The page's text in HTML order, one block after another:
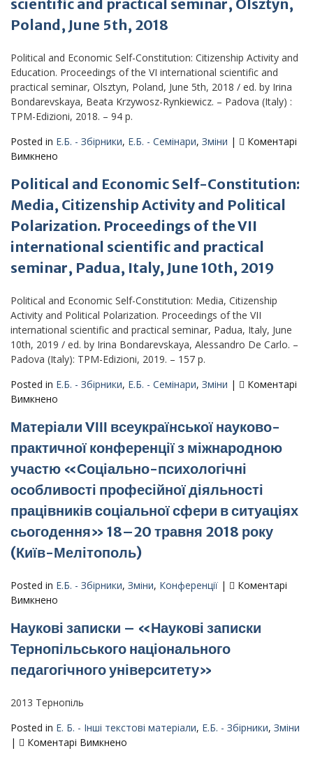
пам’яті:
простір
понять»
(26.06.2018
р.)
scientific and practical seminar, Olsztyn,
Poland, June 5th, 2018
Political and Economic Self-Constitution: Citizenship Activity and
Education. Proceedings of the VI international scientific and
practical seminar, Olsztyn, Poland, June 5th, 2018 / ed. by Irina
Bondarevskaya, Beata Krzywosz-Rynkiewicz. – Padova (Italy) :
TPM-Edizioni, 2018. – 94 p.
Posted in Е.Б. - Збірники, Е.Б. - Семінари, Зміни |
Коментарі
Вимкнено
and
Economic
Self-
Constitution:
Citizenship
and
Proceedings
of
the
VI
international
and
Olsztyn,
Poland,
5th,
2018
Political and Economic Self-Constitution:
Media, Citizenship Activity and Political
Polarization. Proceedings of the VII
international scientific and practical
seminar, Padua, Italy, June 10th, 2019
Political and Economic Self-Constitution: Media, Citizenship
Activity and Political Polarization. Proceedings of the VII
international scientific and practical seminar, Padua, Italy, June
10th, 2019 / ed. by Irina Bondarevskaya, Alessandro De Carlo. –
Padova (Italy): TPM-Edizioni, 2019. – 157 p.
Posted in Е.Б. - Збірники, Е.Б. - Семінари, Зміни |
Коментарі
Вимкнено
and
Economic
Self-
Constitution:
Media,
Activity
and
Political
Polarization.
of
international
scientific
and
practical
Padua,
June
10th,
Матеріали VІІІ всеукраїнської науково-
практичної конференції з міжнародною
участю «Соціально-психологічні
особливості професійної діяльності
працівників соціальної сфери в ситуаціях
сьогодення» 18–20 травня 2018 року
(Київ-Мелітополь)
Posted in Е.Б. - Збірники, Зміни, Конференції |
Коментарі
Вимкнено
VІІІ
всеукраїнської
науково-
практичної
з
участю
«Соціально-
Наукові записки – «Наукові записки
Тернопільського національного
педагогічного університету»
2013 Тернопіль
Posted in Е. Б. - Інші текстові матеріали, Е.Б. - Збірники, Зміни
|
Коментарі Вимкнено